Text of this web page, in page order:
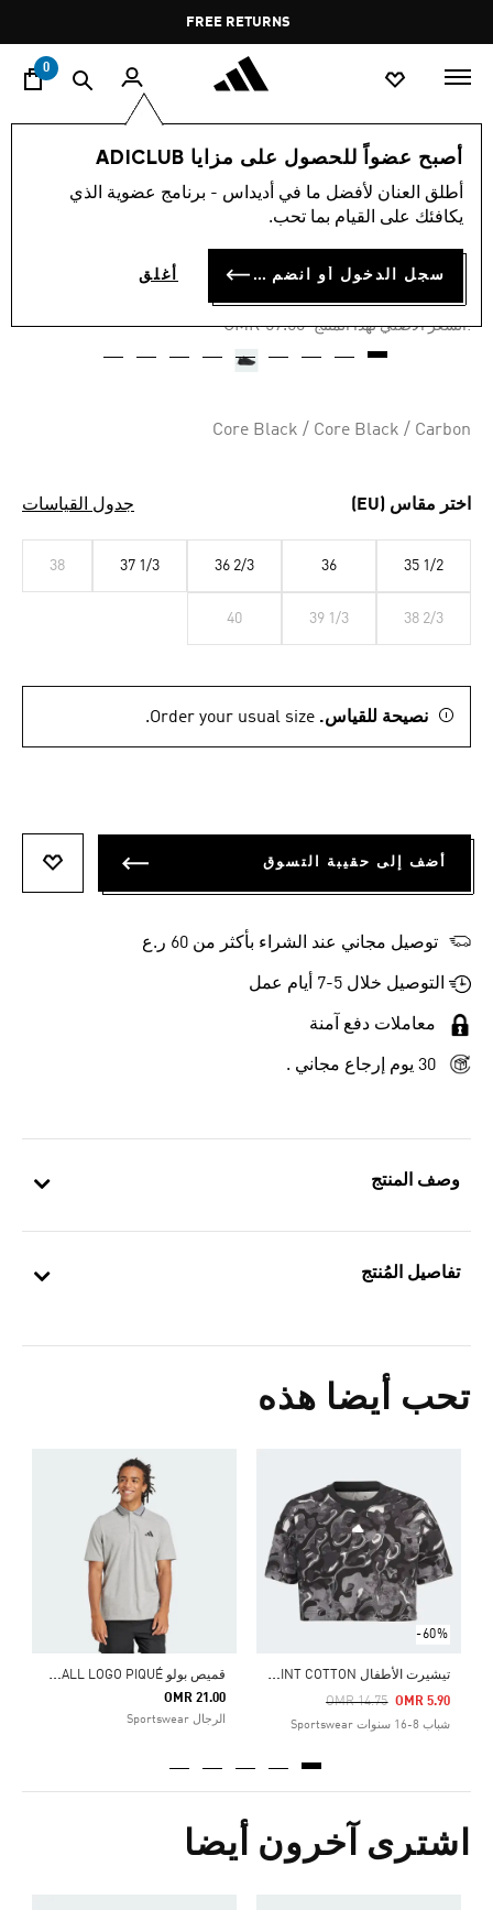
Pause
promotion
rotation
FREE RETURNS
0
أصبح عضواً للحصول على مزايا ADICLUB
أطلق العنان لأفضل ما في أديداس - برنامج عضوية الذي
يكافئك على القيام بما تحب.
سجل الدخول أو انضم الآن أغلق
وصف المنتج
تفاصيل المُنتج
تحب أيضا هذه
-60%
ت
يشيرت الأطفال FUTURE ICONS ALLOVER PRINT COTTON
Price Reduced From
OMR 14.75
To OMR 5.90
شباب 8-16 سنوات Sportswear
ق
ميص بولو ESSENTIALS SMALL LOGO PIQUÉ
OMR 21.00
الرجال Sportswear
اشترى آخرون أيضا
الأطفال أحذية
-60%
حذاء AVRYN KIDS
OMR 20.13
:السعر الأصلي لهذا المنتج Price reduced from
OMR 57.50
to
Core Black / Core Black / Carbon
اختر مقاس (EU) جدول القياسات
35 1/2
36
36 2/3
37 1/3
38
38 2/3
39 1/3
40
نصيحة للقياس. Order your usual size.
أضف إلى حقيبة التسوق
توصيل مجاني عند الشراء بأكثر من 60 ر.ع
التوصيل خلال 5-7 أيام عمل
معاملات دفع آمنة